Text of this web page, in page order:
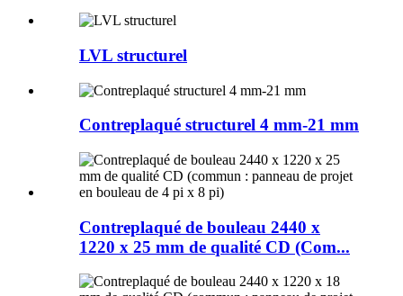
LVL structurel
Contreplaqué structurel 4 mm-21 mm
Contreplaqué de bouleau 2440 x
1220 x 25 mm de qualité CD (Com...